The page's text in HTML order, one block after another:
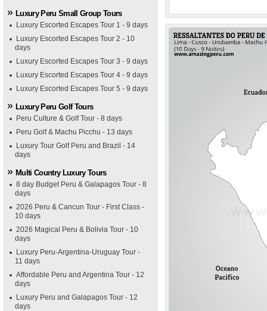
Luxury Peru Small Group Tours
Luxury Escorted Escapes Tour 1 - 9 days
Luxury Escorted Escapes Tour 2 - 10
days
Luxury Escorted Escapes Tour 3 - 9 days
Luxury Escorted Escapes Tour 4 - 9 days
Luxury Escorted Escapes Tour 5 - 9 days
Luxury Peru Golf Tours
Peru Culture & Golf Tour - 8 days
Peru Golf & Machu Picchu - 13 days
Luxury Tour Golf Peru and Brazil - 14
days
Multi Country Luxury Tours
8 day Budget Peru & Galapagos Tour - 8
days
2026 Peru & Cancun Tour - First Class -
10 days
2026 Magical Peru & Bolivia Tour - 10
days
Luxury Peru-Argentina-Uruguay Tour -
11 days
Affordable Peru and Argentina Tour - 12
days
Luxury Peru and Galapagos Tour - 12
days